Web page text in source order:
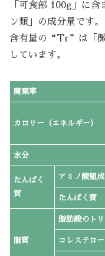
「可食部 100g」に
ン類」の成分量です。
含有量の“Tr”は「
しています。
廃棄率
カロリー（エネルギー）
水分
たんぱく
質
アミノ酸組
たんぱく質
脂質
脂肪酸のト
コレステロ